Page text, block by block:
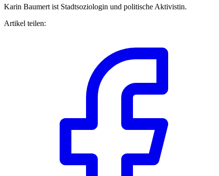
Karin Baumert ist Stadtsoziologin und politische Aktivistin.
Artikel teilen: